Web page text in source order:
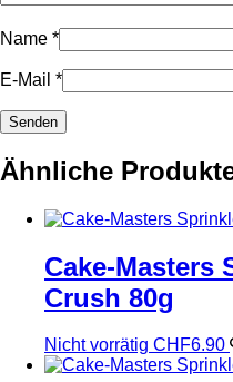
Name *
E-Mail *
Ähnliche
Cake-Masters
Crush 80g
Nicht vorrätig CHF6.90